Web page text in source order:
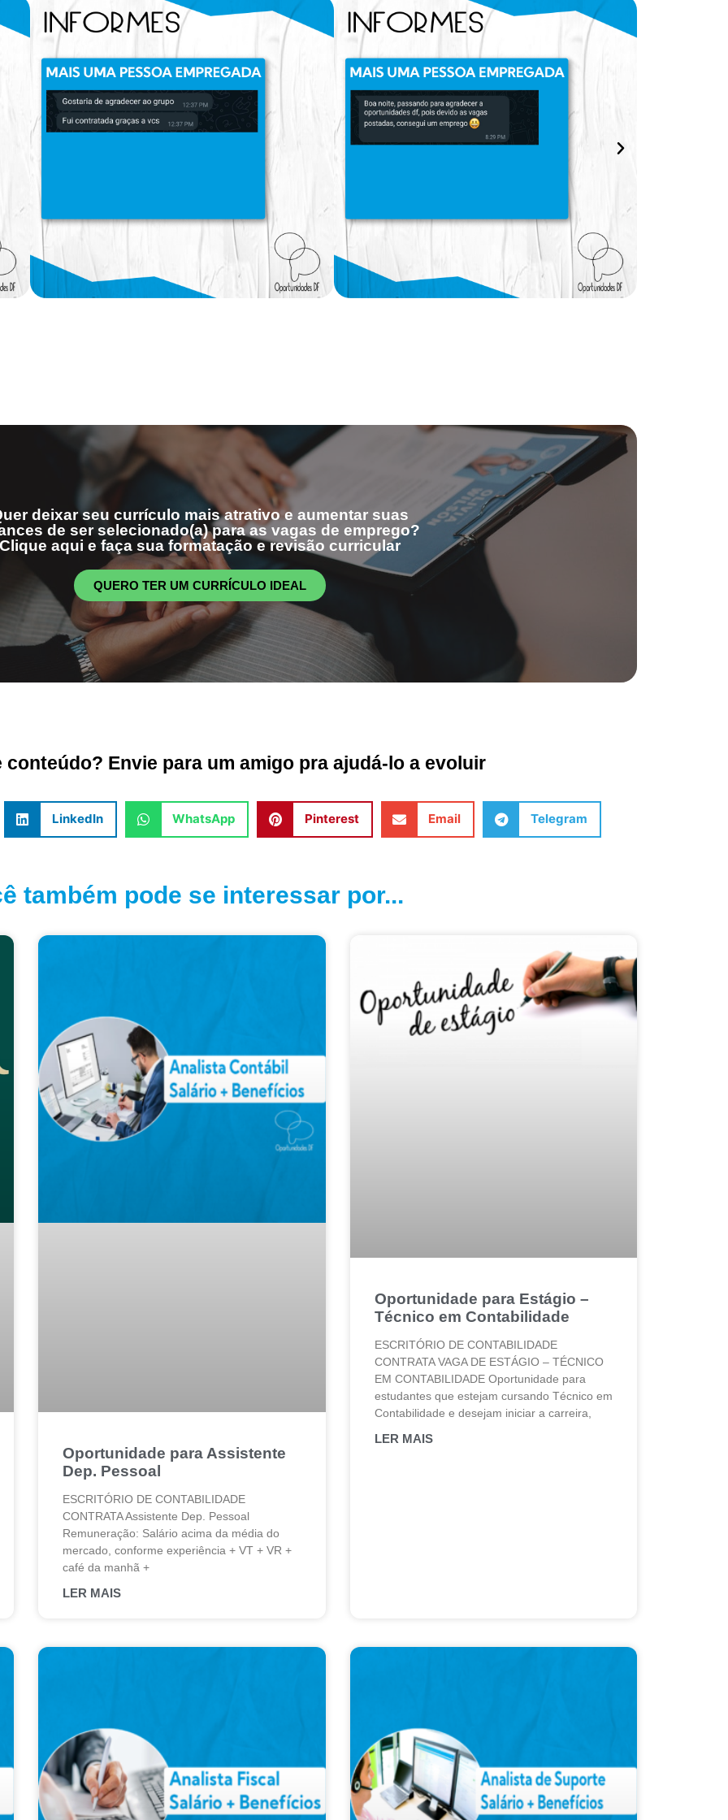
deixar seu currículo mais atrativo e aumentar suas
de ser selecionado(a) para as vagas de emprego?
aqui e faça sua formatação e revisão curricular
QUERO TER UM CURRÍCULO IDEAL
conteúdo? Envie para um amigo pra ajudá-lo a evoluir
LinkedIn WhatsApp Pinterest Email Telegram
também pode se interessar por...
Oportunidade para Assistente
Dep. Pessoal
ESCRITÓRIO DE CONTABILIDADE
CONTRATA Assistente Dep. Pessoal
Remuneração: Salário acima da média do
mercado, conforme experiência + VT + VR +
café da manhã +
LER MAIS
Oportunidade para Estágio –
Técnico em Contabilidade
ESCRITÓRIO DE CONTABILIDADE
CONTRATA VAGA DE ESTÁGIO – TÉCNICO
EM CONTABILIDADE Oportunidade para
estudantes que estejam cursando Técnico em
Contabilidade e desejam iniciar a carreira,
LER MAIS